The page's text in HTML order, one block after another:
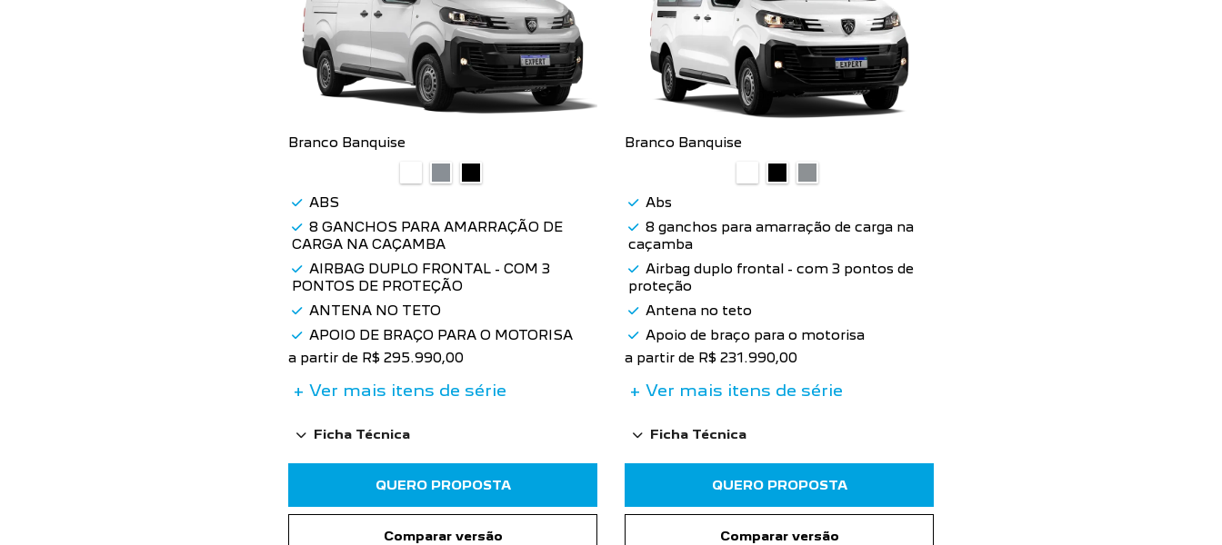
Branco Banquise
ABS
8 GANCHOS PARA AMARRAÇÃO DE
CARGA NA CAÇAMBA
AIRBAG DUPLO FRONTAL - COM 3
PONTOS DE PROTEÇÃO
ANTENA NO TETO
APOIO DE BRAÇO PARA O MOTORISA
a partir de R$ 295.990,00
+ Ver mais itens de série
Ficha Técnica
QUERO PROPOSTA
Comparar versão
Branco Banquise
Abs
8 ganchos para amarração de carga na
caçamba
Airbag duplo frontal - com 3 pontos de
proteção
Antena no teto
Apoio de braço para o motorisa
a partir de R$ 231.990,00
+ Ver mais itens de série
Ficha Técnica
QUERO PROPOSTA
Comparar versão